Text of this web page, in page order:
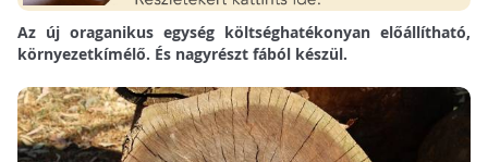
Az új oraganikus egység költséghatékonyan előállítható,
környezetkímélő. És nagyrészt fából készül.